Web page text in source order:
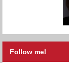
Follow me!